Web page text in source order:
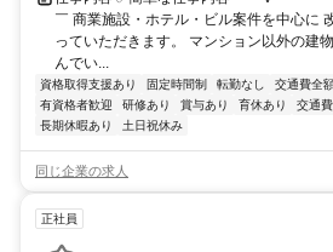
￣ 商業施設・ホテル・ビル案件を中心に
っていただきます。 マンション以外の建
んでい...
資格取得支援あり 固定時間制 転勤なし 交通費全
有資格者歓迎
研修あり 賞与あり 育休あり 交通
長期休暇あり
土日祝休み
同じ企業の求人
正社員